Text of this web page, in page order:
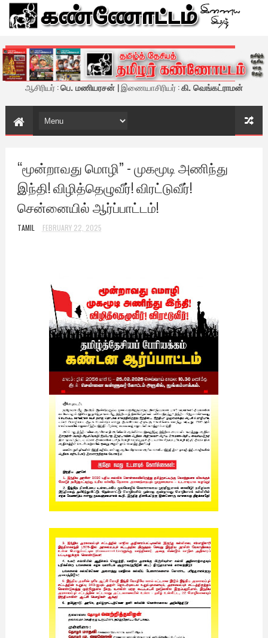
கண்ணோட்டம் - இணைய இதழ்
ஆசிரியர் :பெ. மணியரசன் | இணையாசிரியர் :கி. வெங்கட்ராமன்
“மூன்றாவது மொழி” - முகமூடி அணிந்து
இந்தி! விழித்தெழுவீர்! விரட்டுவீர்!
சென்னையில் ஆர்ப்பாட்டம்!
TAMIL FEBRUARY 22, 2025